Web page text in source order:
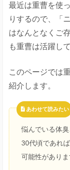
最近は重曹を使
りするので、「
はなんとなくご
も重曹は活躍し
このページでは
紹介します。
あわせて読みたい
悩んでいる体
30代頃であれ
可能性がありま